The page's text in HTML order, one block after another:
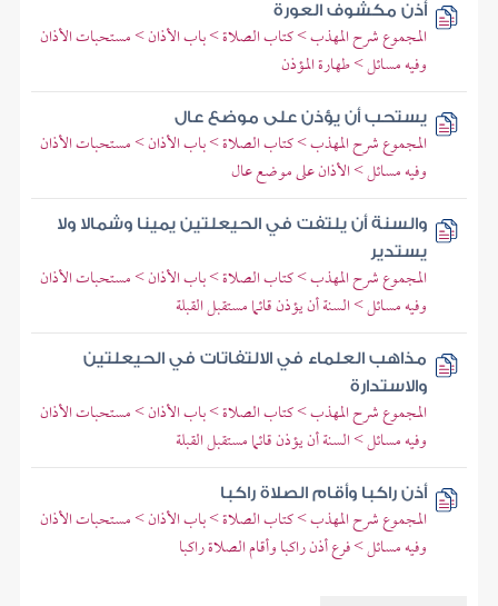
أذن مكشوف العورة
المجموع شرح المهذب > كتاب الصلاة > باب الأذان > مستحبات الأذان
وفيه مسائل > طهارة المؤذن
يستحب أن يؤذن على موضع عال
المجموع شرح المهذب > كتاب الصلاة > باب الأذان > مستحبات الأذان
وفيه مسائل > الأذان على موضع عال
والسنة أن يلتفت في الحيعلتين يمينا وشمالا ولا
يستدير
المجموع شرح المهذب > كتاب الصلاة > باب الأذان > مستحبات الأذان
وفيه مسائل > السنة أن يؤذن قائما مستقبل القبلة
مذاهب العلماء في الالتفاتات في الحيعلتين
والاستدارة
المجموع شرح المهذب > كتاب الصلاة > باب الأذان > مستحبات الأذان
وفيه مسائل > السنة أن يؤذن قائما مستقبل القبلة
أذن راكبا وأقام الصلاة راكبا
المجموع شرح المهذب > كتاب الصلاة > باب الأذان > مستحبات الأذان
وفيه مسائل > فرع أذن راكبا وأقام الصلاة راكبا